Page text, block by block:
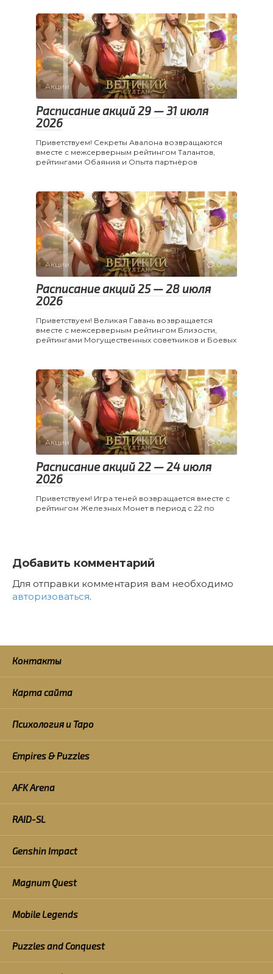
Акции 0
Расписание акций 29 — 31 июля
2026
Приветствуем! Секреты Авалона возвращаются
вместе с межсерверным рейтингом Талантов,
рейтингами Обаяния и Опыта партнёров
Акции 0
Расписание акций 25 — 28 июля
2026
Приветствуем! Великая Гавань возвращается
вместе с межсерверным рейтингом Близости,
рейтингами Могущественных советников и Боевых
Акции 0
Расписание акций 22 — 24 июля
2026
Приветствуем! Игра теней возвращается вместе с
рейтингом Железных Монет в период с 22 по
Добавить комментарий
Для отправки комментария вам необходимо
авторизоваться.
Контакты
Карта сайта
Психология и Таро
Empires & Puzzles
AFK Arena
RAID-SL
Genshin Impact
Magnum Quest
Mobile Legends
Puzzles and Conquest